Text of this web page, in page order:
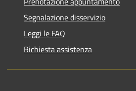
Segnalazione disservizio
Leggi le FAQ
Richiesta assistenza